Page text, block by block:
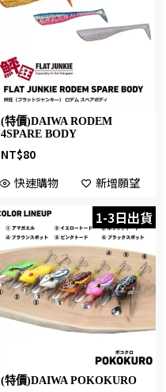
(特價)DAIWA RODEM
4SPARE BODY
NT$80
快速購物
新增願望
1-3日出貨
(特價)DAIWA POKOKURO